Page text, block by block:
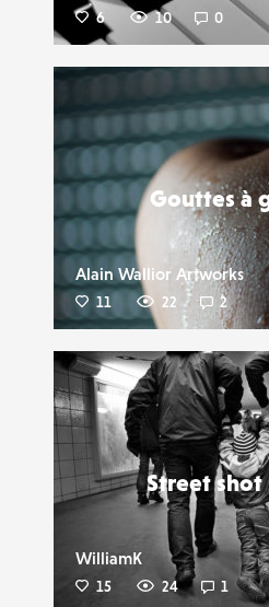
6 10 0
Gouttes à
Alain Wallior Artworks
11 22 2
Street shot
WilliamK
15 24 1